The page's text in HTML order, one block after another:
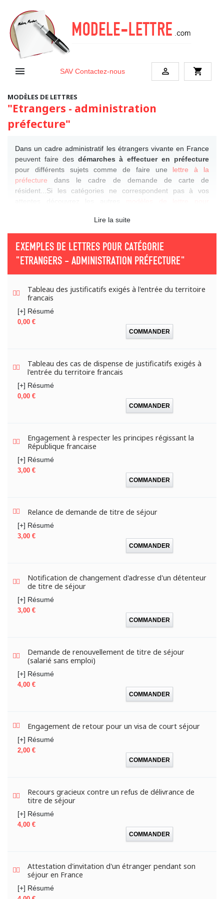
 SAV Contactez-nous  shopping_cart
MODÈLES DE LETTRES
"Etrangers - administration
préfecture"
Dans un cadre administratif les étrangers vivante en France
peuvent faire des démarches à effectuer en préfecture
pour différents sujets comme de faire une lettre à la
préfecture dans le cadre de demande de carte de
résident...Si les catégories ne correspondent pas à vos
Lire la suite
EXEMPLES DE LETTRES POUR CATÉGORIE
"ETRANGERS - ADMINISTRATION PRÉFECTURE"
Tableau des justificatifs exigés à l'entrée du territoire
francais
[+] Résumé
Prix
0,00 €
COMMANDER
Tableau des cas de dispense de justificatifs exigés à
l'entrée du territoire francais
[+] Résumé
Prix
0,00 €
COMMANDER
Engagement à respecter les principes régissant la
République francaise
[+] Résumé
Prix
3,00 €
COMMANDER
Relance de demande de titre de séjour
[+] Résumé
Prix
3,00 €
COMMANDER
Notification de changement d'adresse d'un détenteur
de titre de séjour
[+] Résumé
Prix
3,00 €
COMMANDER
Demande de renouvellement de titre de séjour
(salarié sans emploi)
[+] Résumé
Prix
4,00 €
COMMANDER
Engagement de retour pour un visa de court séjour
[+] Résumé
Prix
2,00 €
COMMANDER
Recours gracieux contre un refus de délivrance de
titre de séjour
[+] Résumé
Prix
4,00 €
COMMANDER
Attestation d'invitation d'un étranger pendant son
séjour en France
[+] Résumé